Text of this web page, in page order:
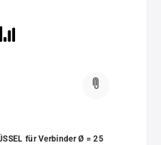
für Verbinder Ø = 25